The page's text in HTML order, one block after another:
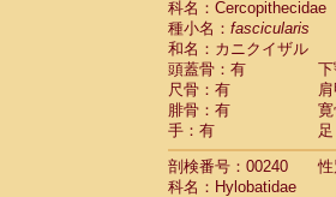
科名：Cercopithecidae
種小名： fascicularis
和名：カニクイザル
頭蓋骨：有
尺骨：有
腓骨：有
手：有
剖検番号：00240
科名：Hylobatidae